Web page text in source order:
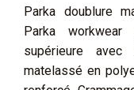
Parka doublure
Parka
supérieure
matelassé en